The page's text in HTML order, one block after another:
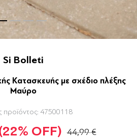
Si Bolleti
Κατασκευής με σχέδιο πλέξης
Μαύρο
προϊόντος: 47500118
OFF) 44,99 €